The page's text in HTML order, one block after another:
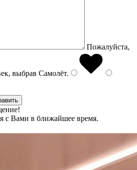
Пожалуйста,
выбрав Самолёт.
с Вами в ближайшее время.